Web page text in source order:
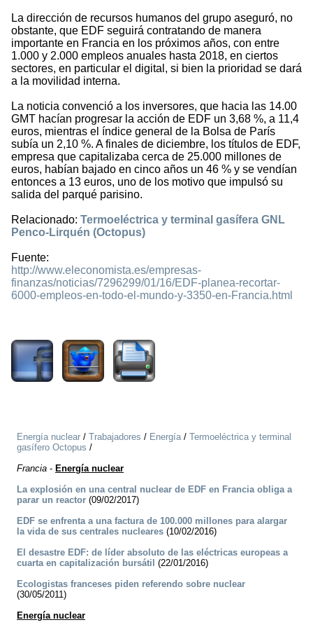
La dirección de recursos humanos del grupo aseguró, no
obstante, que EDF seguirá contratando de manera
importante en Francia en los próximos años, con entre
1.000 y 2.000 empleos anuales hasta 2018, en ciertos
sectores, en particular el digital, si bien la prioridad se dará
a la movilidad interna.
La noticia convenció a los inversores, que hacia las 14.00
GMT hacían progresar la acción de EDF un 3,68 %, a 11,4
euros, mientras el índice general de la Bolsa de París
subía un 2,10 %. A finales de diciembre, los títulos de EDF,
empresa que capitalizaba cerca de 25.000 millones de
euros, habían bajado en cinco años un 46 % y se vendían
entonces a 13 euros, uno de los motivo que impulsó su
salida del parqué parisino.
Relacionado: Termoeléctrica y terminal gasífera GNL
Penco-Lirquén (Octopus)
Fuente:
http://www.eleconomista.es/empresas-
finanzas/noticias/7296299/01/16/EDF-planea-recortar-
6000-empleos-en-todo-el-mundo-y-3350-en-Francia.html
Energía nuclear / Trabajadores / Energía/ Termoeléctrica y terminal
gasífero Octopus /
Francia - Energía nuclear
La explosión en una central nuclear de EDF en Francia obliga a
parar un reactor (09/02/2017)
EDF se enfrenta a una factura de 100.000 millones para alargar
la vida de sus centrales nucleares (10/02/2016)
El desastre EDF: de líder absoluto de las eléctricas europeas a
cuarta en capitalización bursátil (22/01/2016)
Ecologistas franceses piden referendo sobre nuclear
(30/05/2011)
Energía nuclear